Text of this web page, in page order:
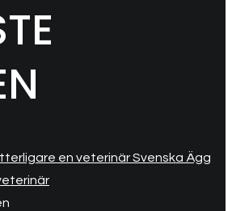
en veterinär Svenska Ägg